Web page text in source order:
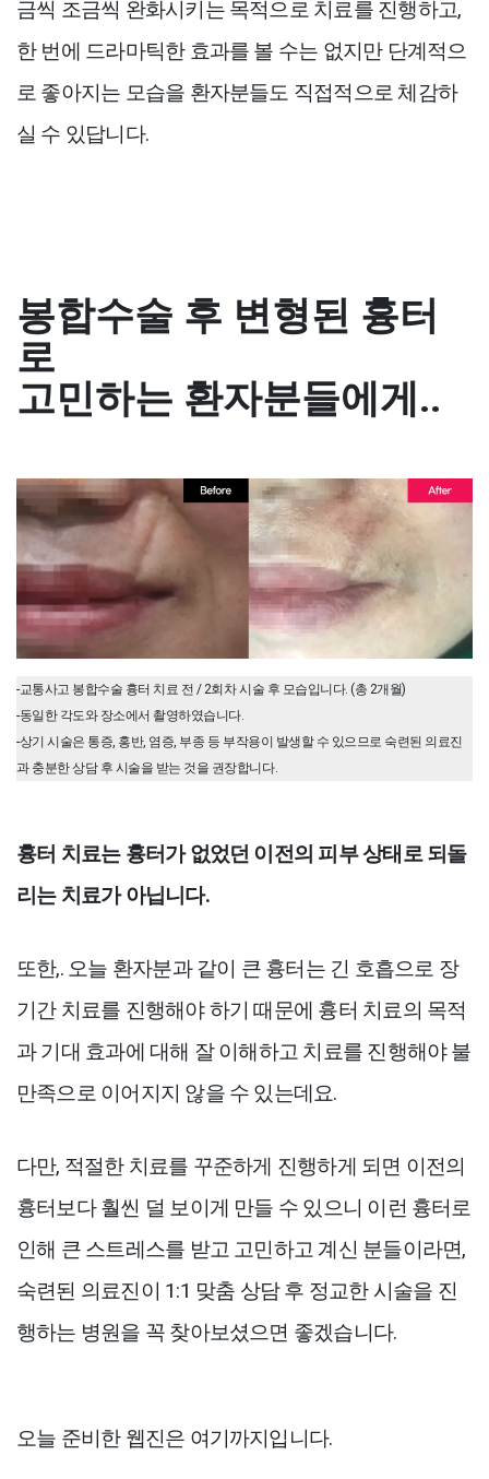
금씩 조금씩 완화시키는 목적으로 치료를 진행하고,
한 번에 드라마틱한 효과를 볼 수는 없지만 단계적으
로 좋아지는 모습을 환자분들도 직접적으로 체감하
실 수 있답니다.
봉합수술 후 변형된 흉터
로
고민하는 환자분들에게..
-교통사고 봉합수술 흉터 치료 전 / 2회차 시술 후 모습입니다. (총 2개월)
-동일한 각도와 장소에서 촬영하였습니다.
-상기 시술은 통증, 홍반, 염증, 부종 등 부작용이 발생할 수 있으므로 숙련된 의료진
과 충분한 상담 후 시술을 받는 것을 권장합니다.
흉터 치료는 흉터가 없었던 이전의 피부 상태로 되돌
리는 치료가 아닙니다.
또한,. 오늘 환자분과 같이 큰 흉터는 긴 호흡으로 장
기간 치료를 진행해야 하기 때문에 흉터 치료의 목적
과 기대 효과에 대해 잘 이해하고 치료를 진행해야 불
만족으로 이어지지 않을 수 있는데요.
다만, 적절한 치료를 꾸준하게 진행하게 되면 이전의
흉터보다 훨씬 덜 보이게 만들 수 있으니 이런 흉터로
인해 큰 스트레스를 받고 고민하고 계신 분들이라면,
숙련된 의료진이 1:1 맞춤 상담 후 정교한 시술을 진
행하는 병원을 꼭 찾아보셨으면 좋겠습니다.
오늘 준비한 웹진은 여기까지입니다.